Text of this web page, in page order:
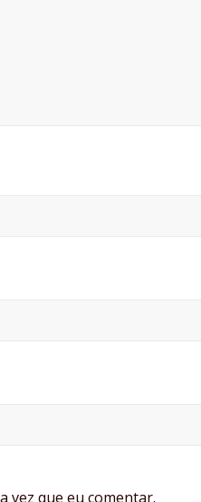
vez que eu comentar.